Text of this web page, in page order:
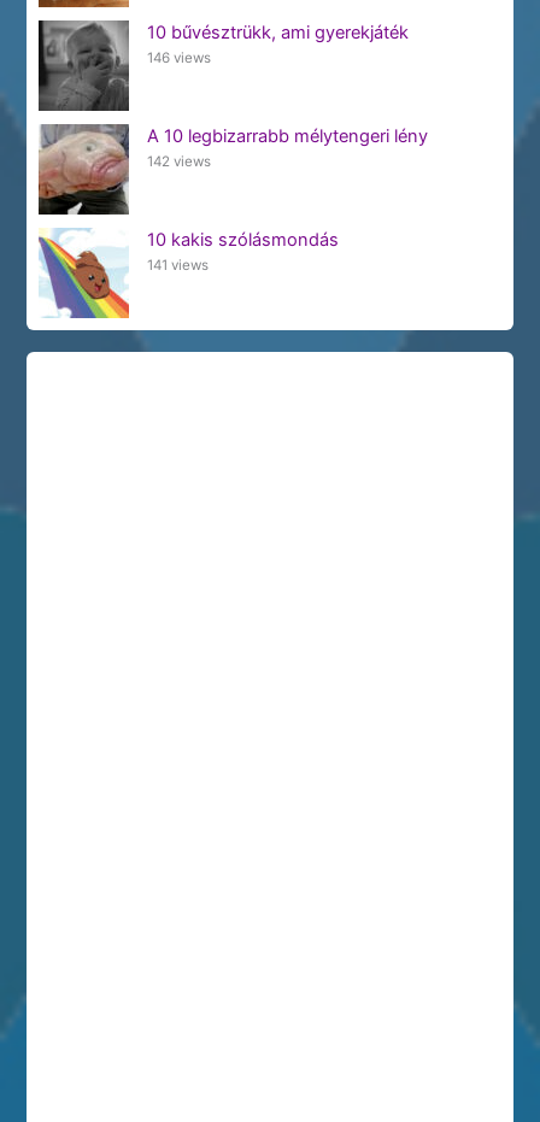
10 bűvésztrükk, ami gyerekjáték
146 views
A 10 legbizarrabb mélytengeri lény
142 views
10 kakis szólásmondás
141 views